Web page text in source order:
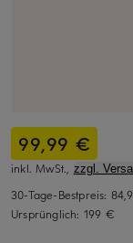
99,99 €
inkl. MwSt., zzgl.
30-Tage-Bestpreis:
Ursprünglich: 199 €